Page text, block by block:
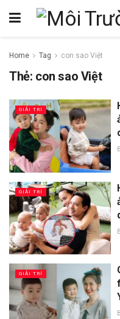
Home Tag con sao Việt
Thẻ: con sao Việt
GIẢI TRÍ
GIẢI TRÍ
GIẢI TRÍ